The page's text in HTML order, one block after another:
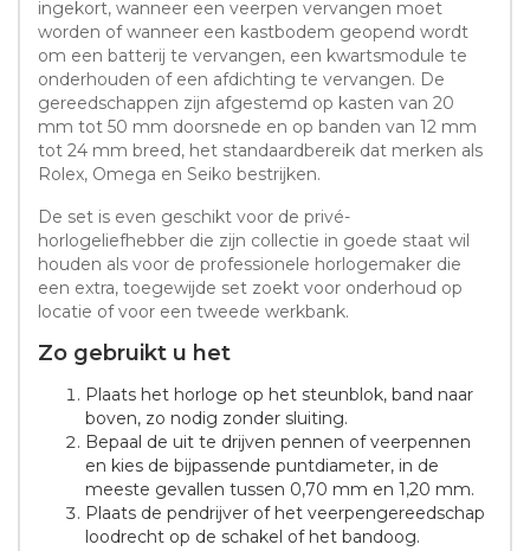
ingekort, wanneer een veerpen vervangen moet
worden of wanneer een kastbodem geopend wordt
om een batterij te vervangen, een kwartsmodule te
onderhouden of een afdichting te vervangen. De
gereedschappen zijn afgestemd op kasten van 20
mm tot 50 mm doorsnede en op banden van 12 mm
tot 24 mm breed, het standaardbereik dat merken als
Rolex, Omega en Seiko bestrijken.
De set is even geschikt voor de privé-
horlogeliefhebber die zijn collectie in goede staat wil
houden als voor de professionele horlogemaker die
een extra, toegewijde set zoekt voor onderhoud op
locatie of voor een tweede werkbank.
Zo gebruikt u het
Plaats het horloge op het steunblok, band naar
boven, zo nodig zonder sluiting.
Bepaal de uit te drijven pennen of veerpennen
en kies de bijpassende puntdiameter, in de
meeste gevallen tussen 0,70 mm en 1,20 mm.
Plaats de pendrijver of het veerpengereedschap
loodrecht op de schakel of het bandoog.